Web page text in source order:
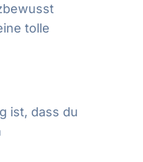
tolle
ist, dass du